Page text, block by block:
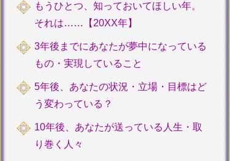
もうひとつ、知っておいてほしい年。
それは……【20XX年】
3年後までにあなたが夢中になっている
もの・実現していること
5年後、あなたの状況・立場・目標はど
う変わっている？
10年後、あなたが送っている人生・取
り巻く人々